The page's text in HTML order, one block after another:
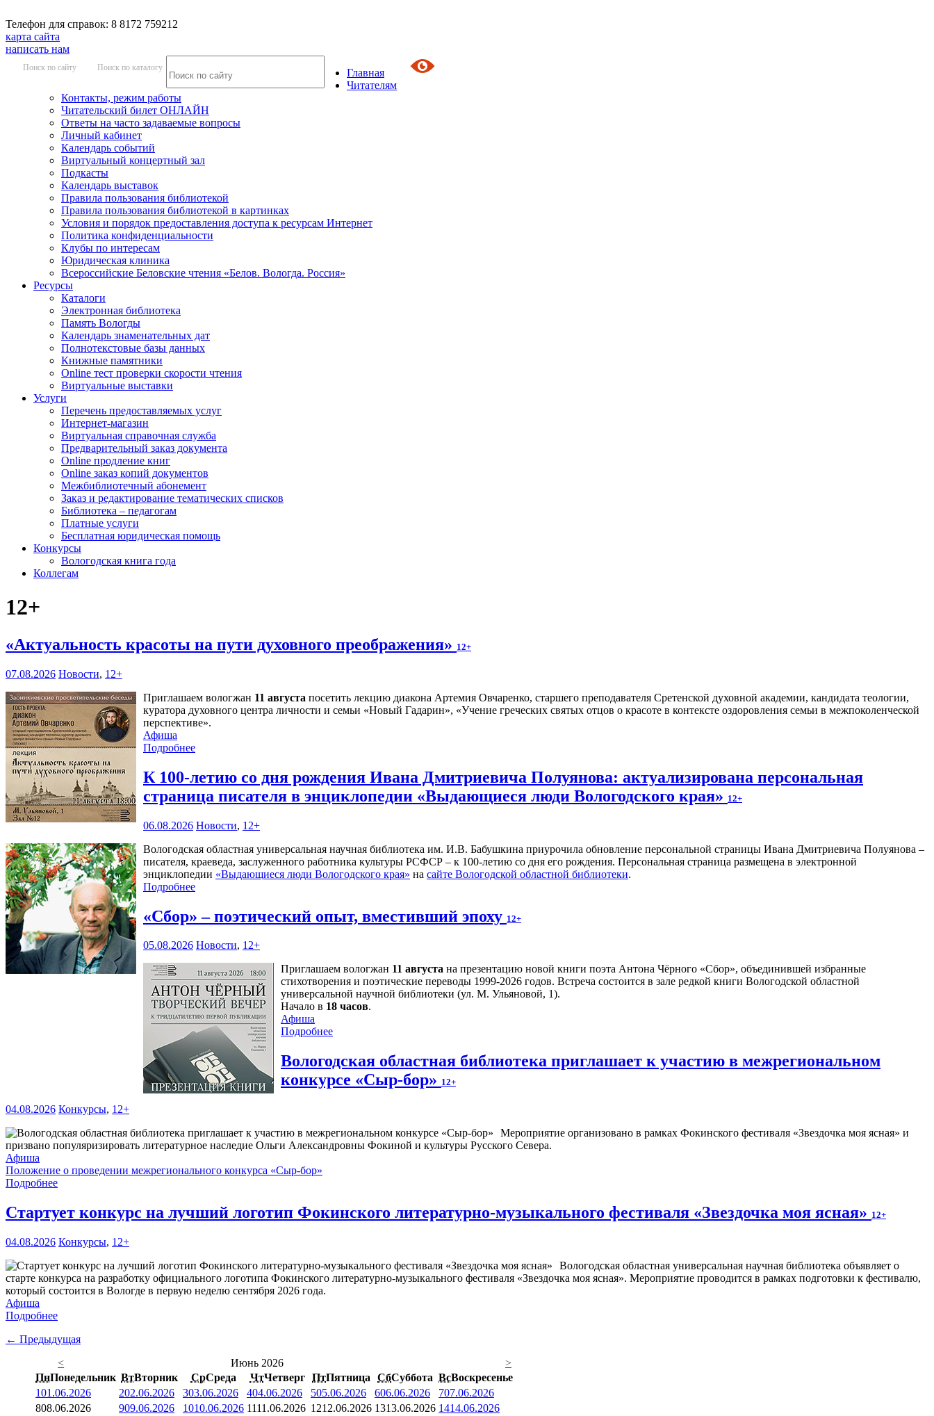
Телефон для справок: 8 8172 759212
карта сайта
написать нам
Поиск по сайту Поиск по каталогу
Главная
Читателям
Контакты, режим работы
Читательский билет ОНЛАЙН
Ответы на часто задаваемые вопросы
Личный кабинет
Календарь событий
Виртуальный концертный зал
Подкасты
Календарь выставок
Правила пользования библиотекой
Правила пользования библиотекой в картинках
Условия и порядок предоставления доступа к ресурсам Интернет
Политика конфиденциальности
Клубы по интересам
Юридическая клиника
Всероссийские Беловские чтения «Белов. Вологда. Россия»
Ресурсы
Каталоги
Электронная библиотека
Память Вологды
Календарь знаменательных дат
Полнотекстовые базы данных
Книжные памятники
Online тест проверки скорости чтения
Виртуальные выставки
Услуги
Перечень предоставляемых услуг
Интернет-магазин
Виртуальная справочная служба
Предварительный заказ документа
Online продление книг
Online заказ копий документов
Межбиблиотечный абонемент
Заказ и редактирование тематических списков
Библиотека – педагогам
Платные услуги
Бесплатная юридическая помощь
Конкурсы
Вологодская книга года
Коллегам
12+
«Актуальность красоты на пути духовного преображения» 12+
07.08.2026 Новости, 12+
Приглашаем вологжан 11 августа посетить лекцию диакона Артемия Овчаренко, старшего преподавателя Сретенской духовной академии, кандидата теологии,
куратора духовного центра личности и семьи «Новый Гадарин», «Учение греческих святых отцов о красоте в контексте оздоровления семьи в межпоколенческой
перспективе».
Афиша
Подробнее
К 100-летию со дня рождения Ивана Дмитриевича Полуянова: актуализирована персональная
страница писателя в энциклопедии «Выдающиеся люди Вологодского края» 12+
06.08.2026 Новости, 12+
Вологодская областная универсальная научная библиотека им. И.В. Бабушкина приурочила обновление персональной страницы Ивана Дмитриевича Полуянова –
писателя, краеведа, заслуженного работника культуры РСФСР – к 100‑летию со дня его рождения. Персональная страница размещена в электронной
энциклопедии «Выдающиеся люди Вологодского края» на сайте Вологодской областной библиотеки.
Подробнее
«Сбор» – поэтический опыт, вместивший эпоху 12+
05.08.2026 Новости, 12+
Приглашаем вологжан 11 августа на презентацию новой книги поэта Антона Чёрного «Сбор», объединившей избранные
стихотворения и поэтические переводы 1999-2026 годов. Встреча состоится в зале редкой книги Вологодской областной
универсальной научной библиотеки (ул. М. Ульяновой, 1).
Начало в 18 часов.
Афиша
Подробнее
Вологодская областная библиотека приглашает к участию в межрегиональном
конкурсе «Сыр-бор» 12+
04.08.2026 Конкурсы, 12+
Мероприятие организовано в рамках Фокинского фестиваля «Звездочка моя ясная» и
призвано популяризировать литературное наследие Ольги Александровны Фокиной и культуры Русского Севера.
Афиша
Положение о проведении межрегионального конкурса «Сыр-бор»
Подробнее
Стартует конкурс на лучший логотип Фокинского литературно-музыкального фестиваля «Звездочка моя ясная» 12+
04.08.2026 Конкурсы, 12+
Вологодская областная универсальная научная библиотека объявляет о
старте конкурса на разработку официального логотипа Фокинского литературно-музыкального фестиваля «Звездочка моя ясная». Мероприятие проводится в рамках подготовки к фестивалю,
который состоится в Вологде в первую неделю сентября 2026 года.
Афиша
Подробнее
← Предыдущая
<
Июнь 2026
>
ПнПонедельник ВтВторник СрСреда ЧтЧетверг ПтПятница СбСуббота ВсВоскресенье
101.06.2026 202.06.2026 303.06.2026 404.06.2026 505.06.2026 606.06.2026 707.06.2026
808.06.2026 909.06.2026 1010.06.2026 1111.06.2026 1212.06.2026 1313.06.2026 1414.06.2026